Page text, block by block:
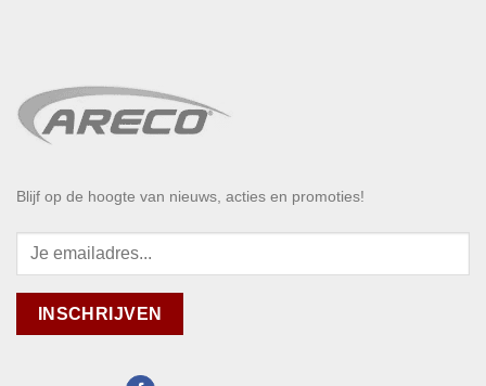
Blijf op de hoogte van nieuws, acties en promoties!